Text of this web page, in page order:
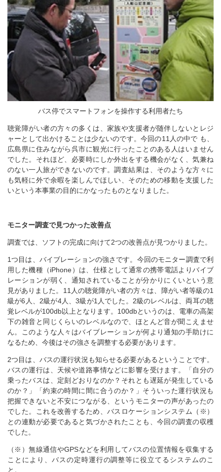
バス停でスマートフォンを操作する利用者たち
聴覚障がい者の方々の多くは、家族や支援者が随伴しないとレジ
ャーとして出かけることは少ないのです。今回の11人の中で も、
広島県に住みながら呉市に観光に行ったことのある人はいません
でした。それほど、必要時にしか外出をする機会がなく、気兼ね
のない一人旅ができないのです。調査結果は、そのような方々に
も気軽に外で余暇を楽しんでほしい、そのための移動を支援した
いという本事業の目的にかなったものとなりました。
モニター調査で見つかった改善点
調査では、ソフトの完成に向けて2つの改善点が見つかりました。
1つ目は、バイブレーションの強さです。今回のモニター調査で利
用した機種（iPhone）は、仕様として通常の携帯電話よりバイブ
レーションが弱く、通知されていることが分かりにくいという意
見がありました。11人の聴覚障がい者の方々は、障がい者等級の1
級が6人、2級が4人、3級が1人でした。2級のレベルは、両耳の聴
覚レベルが100db以上となります。100dbというのは、電車の高架
下の雑音と同じくらいのレベルなので、ほとんど音が聞こえませ
ん。このような人々はバイブレーションが何より通知の手助けに
なるため、今後はその強さを調整する必要があります。
2つ目は、バスの運行状況も知らせる必要があるということです。
バスの運行は、天候や道路事情などに影響を受けます。「自分の
乗ったバスは、定刻どおりなのか？それとも遅延が発生している
のか？」「約束の時間に間に合うのか？」そういった運行状況も
把握できないと不安につながる、というモニターの声があったの
でした。これを改善するため、バスロケーションシステム（※）
との連動が必要であると気づかされたことも、今回の調査の収穫
でした。
（※）無線通信やGPSなどを利用してバスの位置情報を収集する
ことにより、バスの定時運行の調整等に役立てるシステムのこ
と。